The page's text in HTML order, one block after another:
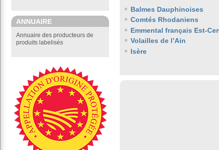
ANNUAIRE
Annuaire des producteurs de
produits labelisés
Balmes Dauphinoises
Comtés Rhodaniens
Emmental français Est-
Volailles de l’Ain
Isère